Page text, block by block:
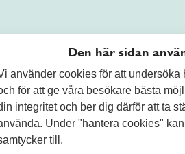
och ge trädet rätt förutsättningar att
får trädet mer ljus och luft vilket
för mycket på en gång.
att ge bästa resultat. När
Den här sidan
använder cookies för att undersöka
för att ge våra besökare bästa
integritet och ber dig därför att ta
Under "hantera cookies"
till.